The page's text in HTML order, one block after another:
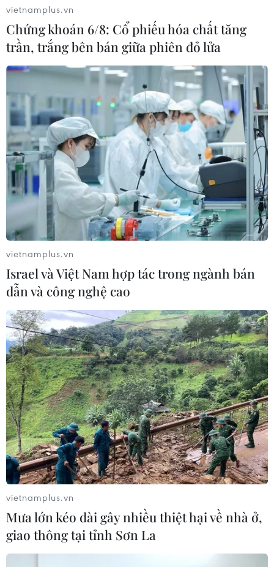
điều tra các vụ đánh bom làm 290 người thiệt mạng và
khoảng 500 người bị thương ở nước này.
vietnamplus.vn
Chứng khoán 6/8: Cổ phiếu hóa chất tăng
trần, trắng bên bán giữa phiên đỏ lửa
vietnamplus.vn
Israel và Việt Nam hợp tác trong ngành bán
dẫn và công nghệ cao
vietnamplus.vn
Mưa lớn kéo dài gây nhiều thiệt hại về nhà ở,
giao thông tại tỉnh Sơn La